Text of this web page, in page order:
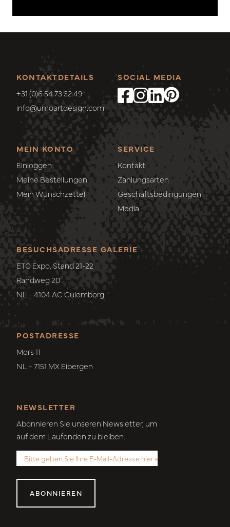
KONTAKTDETAILS
+31 (0)6 54 73 32 49
info@umoartdesign.com
MEIN KONTO
Einloggen
Meine Bestellungen
Mein Wunschzettel
SERVICE
Kontakt
Zahlungsarten
Geschäftsbedingungen
Media
SOCIAL MEDIA
POSTADRESSE
Mors 11
NL - 7151 MX Eibergen
BESUCHSADRESSE GALERIE
ETC Expo, Stand 21-22
Randweg 20
NL - 4104 AC Culemborg
NEWSLETTER
Abonnieren Sie unseren Newsletter, um
auf dem Laufenden zu bleiben.
ABONNIEREN